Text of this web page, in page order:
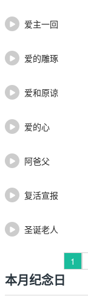
爱主一回
爱的雕琢
爱和原谅
爱的心
阿爸父
复活宣报
圣诞老人
1
本月纪念日